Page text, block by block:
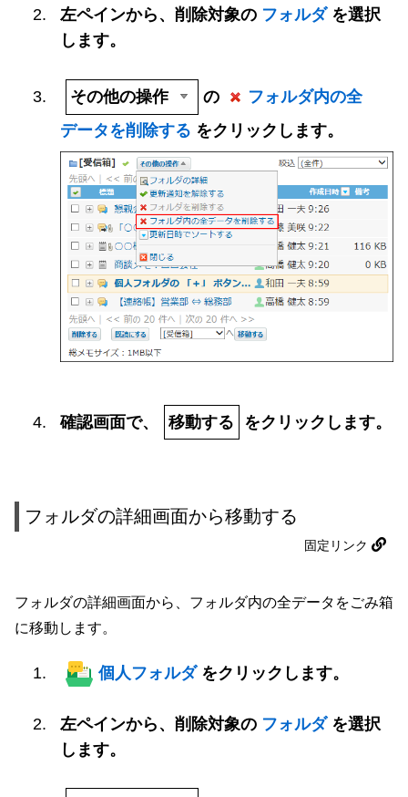
左ペインから、削除対象の フォルダ を選択
します。
その他の操作 の
フォルダ内の全
データを削除する をクリックします。
確認画面で、 移動する をクリックします。
フォルダの詳細画面から移動する
固定リンク
フォルダの詳細画面から、フォルダ内の全データをごみ箱
に移動します。
個人フォルダ をクリックします。
左ペインから、削除対象の フォルダ を選択
します。